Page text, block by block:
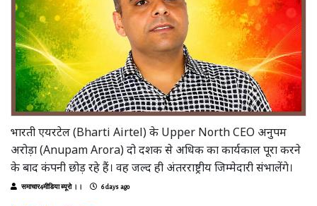
भारती एयरटेल (Bharti Airtel) के Upper North CEO अनुपम
अरोड़ा (Anupam Arora) दो दशक से अधिक का कार्यकाल पूरा करने
के बाद कंपनी छोड़ रहे हैं। वह जल्द ही अंतरराष्ट्रीय जिम्मेदारी संभालेंगे।
समाचार4मीडिया ब्यूरो ।। 6 days ago